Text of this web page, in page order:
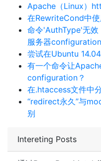
Intereting Posts
Apache（Linux）
在RewriteCond中
命令'AuthType'无效
服务器
尝试在Ubuntu
有一个命令让
configuration？
在.htaccess文件中
“redirect永久”与
别